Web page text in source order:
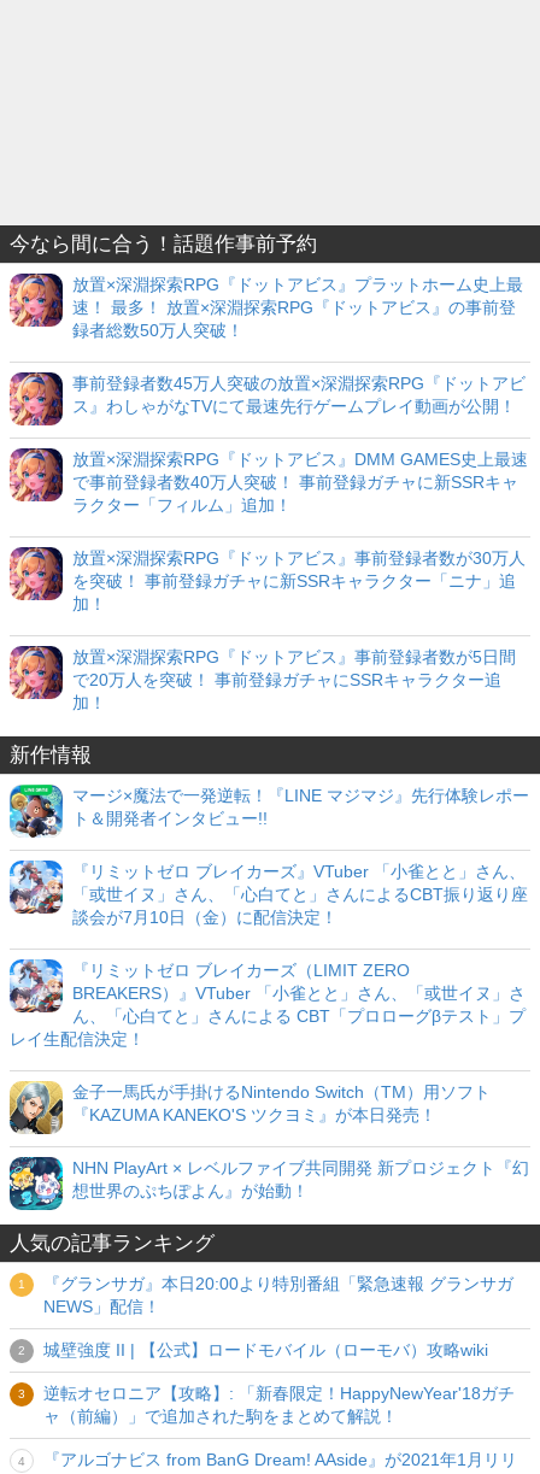
今なら間に合う！話題作事前予約
放置×深淵探索RPG『ドットアビス』プラットホーム史上最
速！ 最多！ 放置×深淵探索RPG『ドットアビス』の事前登
録者総数50万人突破！
事前登録者数45万人突破の放置×深淵探索RPG『ドットアビ
ス』わしゃがなTVにて最速先行ゲームプレイ動画が公開！
放置×深淵探索RPG『ドットアビス』DMM GAMES史上最速
で事前登録者数40万人突破！ 事前登録ガチャに新SSRキャ
ラクター「フィルム」追加！
放置×深淵探索RPG『ドットアビス』事前登録者数が30万人
を突破！ 事前登録ガチャに新SSRキャラクター「ニナ」追
加！
放置×深淵探索RPG『ドットアビス』事前登録者数が5日間
で20万人を突破！ 事前登録ガチャにSSRキャラクター追
加！
新作情報
マージ×魔法で一発逆転！『LINE マジマジ』先行体験レポー
ト＆開発者インタビュー!!
『リミットゼロ ブレイカーズ』VTuber 「小雀とと」さん、
「或世イヌ」さん、「心白てと」さんによるCBT振り返り座
談会が7月10日（金）に配信決定！
『リミットゼロ ブレイカーズ（LIMIT ZERO
BREAKERS）』VTuber 「小雀とと」さん、「或世イヌ」さ
ん、「心白てと」さんによる CBT「プロローグβテスト」プ
レイ生配信決定！
金子一馬氏が手掛けるNintendo Switch（TM）用ソフト
『KAZUMA KANEKO'S ツクヨミ』が本日発売！
NHN PlayArt × レベルファイブ共同開発 新プロジェクト『幻
想世界のぷちぽよん』が始動！
人気の記事ランキング
『グランサガ』本日20:00より特別番組「緊急速報 グランサガ
NEWS」配信！
城壁強度 II | 【公式】ロードモバイル（ローモバ）攻略wiki
逆転オセロニア【攻略】: 「新春限定！HappyNewYear'18ガチ
ャ（前編）」で追加された駒をまとめて解説！
『アルゴナビス from BanG Dream! AAside』が2021年1月リリ